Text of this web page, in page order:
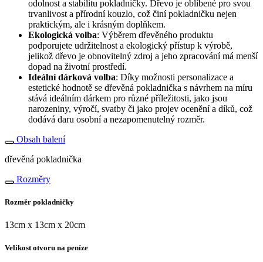
odolnost a stabilitu pokladničky. Dřevo je oblíbené pro svou
trvanlivost a přírodní kouzlo, což činí pokladničku nejen
praktickým, ale i krásným doplňkem.
Ekologická volba: Výběrem dřevěného produktu
podporujete udržitelnost a ekologický přístup k výrobě,
jelikož dřevo je obnovitelný zdroj a jeho zpracování má menší
dopad na životní prostředí.
Ideální dárková volba: Díky možnosti personalizace a
estetické hodnotě se dřevěná pokladnička s návrhem na míru
stává ideálním dárkem pro různé příležitosti, jako jsou
narozeniny, výročí, svatby či jako projev ocenění a díků, což
dodává daru osobní a nezapomenutelný rozměr.
Obsah balení
dřevěná pokladnička
Rozměry
Rozměr pokladničky
13cm x 13cm x 20cm
Velikost otvoru na peníze